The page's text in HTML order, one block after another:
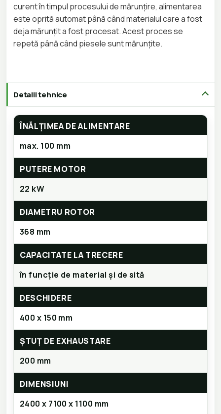
curent în timpul procesului de mărunțire, alimentarea
este oprită automat până când materialul care a fost
deja mărunțit a fost procesat. Acest proces se
repetă până când piesele sunt mărunțite.
Detalii tehnice
ÎNĂLȚIMEA DE ALIMENTARE
max. 100 mm
PUTERE MOTOR
22 kW
DIAMETRU ROTOR
368 mm
CAPACITATE LA TRECERE
în funcție de material și de sită
DESCHIDERE
400 x 150 mm
ȘTUȚ DE EXHAUSTARE
200 mm
DIMENSIUNI
2400 x 7100 x 1100 mm